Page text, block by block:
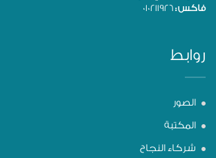
فاكس :
روابط
الصور
المكتبة
شركاء النجاح